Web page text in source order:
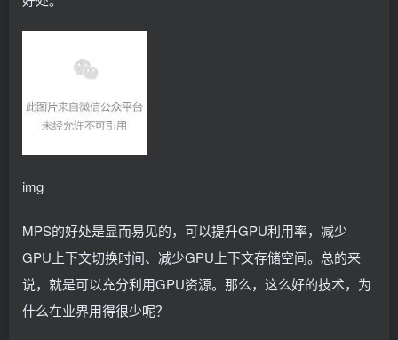
img
MPS的好处是显而易见的，可以提升GPU利用率，减少
GPU上下文切换时间、减少GPU上下文存储空间。总的来
说，就是可以充分利用GPU资源。那么，这么好的技术，为
什么在业界用得很少呢？